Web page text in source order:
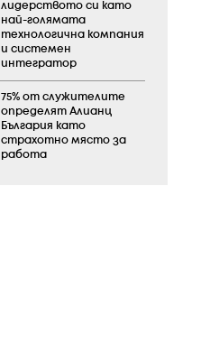
лидерството си като
най-голямата
технологична компания
и системен
интегратор
75% от служителите
определят Алианц
България като
страхотно място за
работа